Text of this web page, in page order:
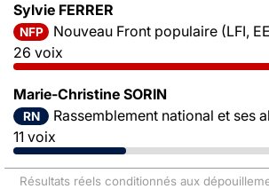
Sylvie FERRER
NFP
Nouveau Front populaire (LFI, EELV,
26 voix
Marie-Christine SORIN
RN
Rassemblement national et ses
11 voix
Résultats réels conditionnés aux